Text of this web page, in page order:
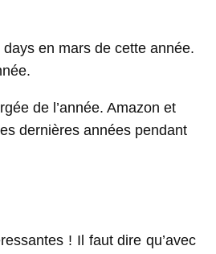
en mars de cette année.
de l’année. Amazon et
dernières années pendant
! Il faut dire qu’avec